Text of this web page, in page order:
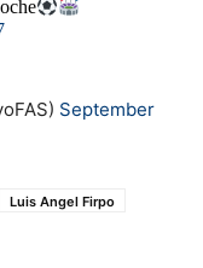
September
Luis Angel Firpo